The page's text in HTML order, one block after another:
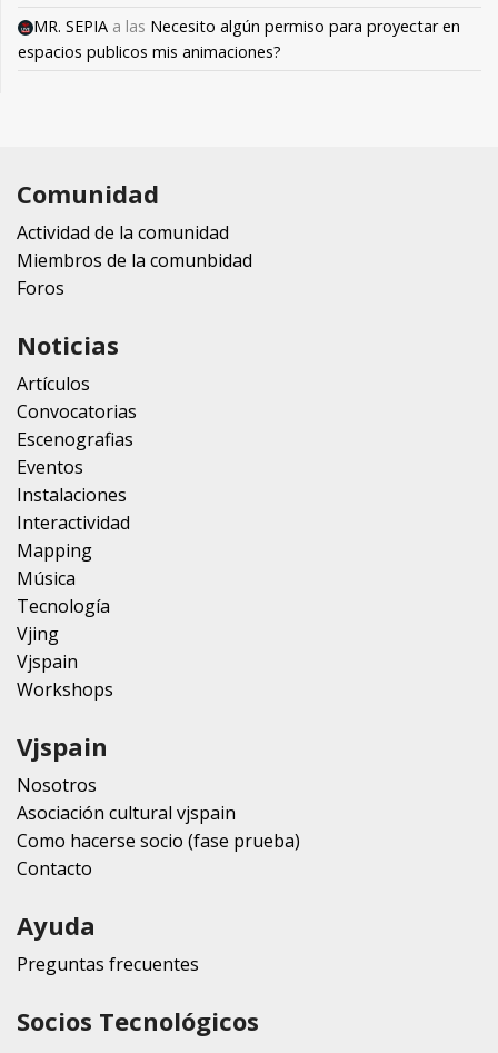
MR. SEPIA a las Necesito algún permiso para proyectar en
espacios publicos mis animaciones?
Comunidad
Actividad de la comunidad
Miembros de la comunbidad
Foros
Noticias
Artículos
Convocatorias
Escenografias
Eventos
Instalaciones
Interactividad
Mapping
Música
Tecnología
Vjing
Vjspain
Workshops
Vjspain
Nosotros
Asociación cultural vjspain
Como hacerse socio (fase prueba)
Contacto
Ayuda
Preguntas frecuentes
Socios Tecnológicos